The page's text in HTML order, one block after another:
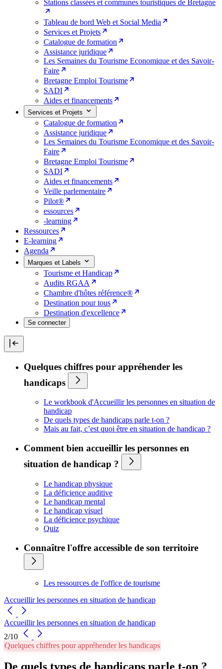
Stations classées et communes touristiques de Bretagne
Tableau de bord Web et Social Media
Services et Projets
Catalogue de formation
Assistance juridique
Les Semaines du Tourisme Economique et des Savoir-
Faire
Bretagne Emploi Tourisme
SADI
Aides et financements
Services et Projets
Catalogue de formation
Assistance juridique
Les Semaines du Tourisme Economique et des Savoir-
Faire
Bretagne Emploi Tourisme
SADI
Aides et financements
Veille parlementaire
Pilot®
essources
-learning
Ressources
E-learning
Agenda
Marques et Labels
Tourisme et Handicap
Audits RGAA
Chambre d'hôtes référence®
Destination pour tous
Destination d'excellence
Se connecter
Quelques chiffres pour appréhender les
handicaps
Le workbook d'Accueillir les personnes en situation de
handicap
De quels types de handicaps parle t-on ?
Mais au fait, c’est quoi être en situation de handicap ?
Comment bien accueillir les personnes en
situation de handicap ?
Le handicap physique
La déficience auditive
Le handicap mental
Le handicap visuel
La déficience psychique
Quiz
Connaître l'offre accessible de son territoire
Les ressources de l'office de tourisme
Accueillir les personnes en situation de handicap
Accueillir les personnes en situation de handicap
2/10
Quelques chiffres pour appréhender les handicaps